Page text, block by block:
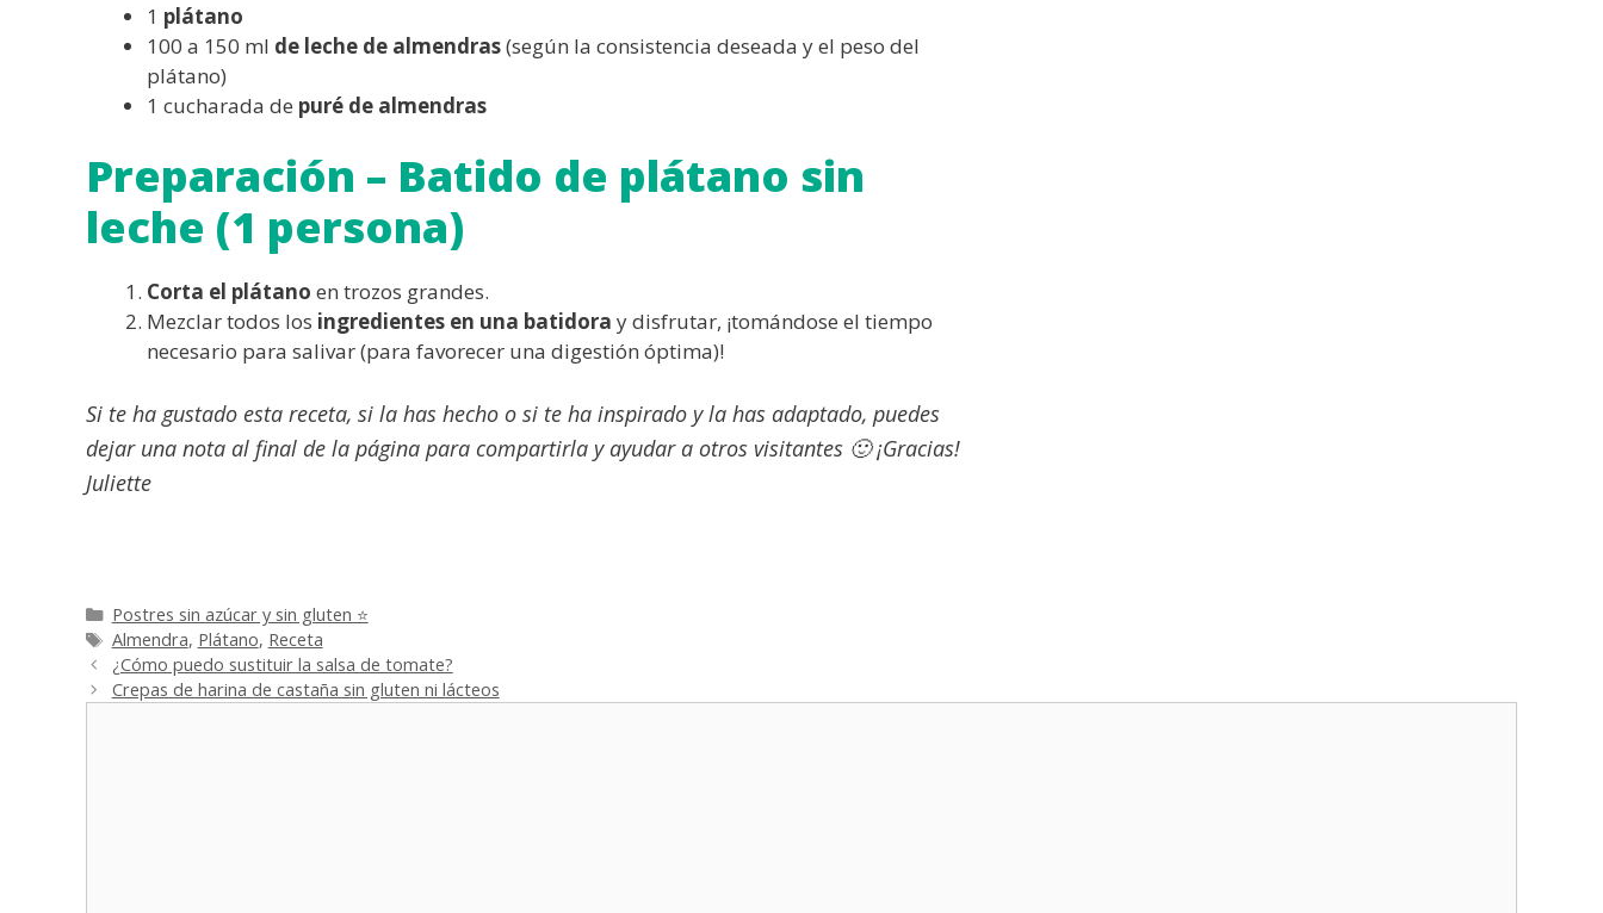
1 plátano
100 a 150 ml de leche de almendras(según la consistencia deseada y el peso del
plátano)
1 cucharada de puré de almendras
Preparación – Batido de plátano sin
leche (1 persona)
Corta el plátano en trozos grandes.
Mezclar todos los ingredientes en una batidora y disfrutar, ¡tomándose el tiempo
necesario para salivar (para favorecer una digestión óptima)!
Si te ha gustado esta receta, si la has hecho o si te ha inspirado y la has adaptado, puedes
dejar una nota al final de la página para compartirla y ayudar a otros visitantes 🙂 ¡Gracias!
Juliette
Categorías
Postres sin azúcar y sin gluten ⭐
Etiquetas
Almendra, Plátano, Receta
¿Cómo puedo sustituir la salsa de tomate?
Crepas de harina de castaña sin gluten ni lácteos